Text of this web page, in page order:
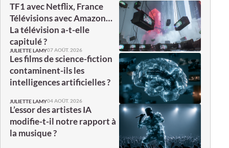
TF1 avec Netflix, France
Télévisions avec Amazon…
La télévision a-t-elle
capitulé ?
JULIETTE LAMY07 AOÛT. 2026
Les films de science-fiction
contaminent-ils les
intelligences artificielles ?
JULIETTE LAMY04 AOÛT. 2026
L’essor des artistes IA
modifie-t-il notre rapport à
la musique ?